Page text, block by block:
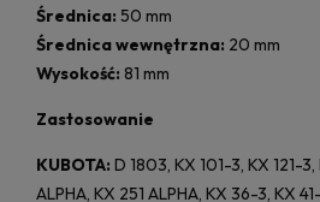
Średnica: 50 mm
Średnica wewnętrzna: 20 mm
Wysokość: 81 mm
Zastosowanie
KUBOTA: D 1803, KX 101-3, KX 121-3,
ALPHA, KX 251 ALPHA, KX 36-3, KX